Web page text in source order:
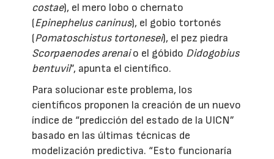
costae), el mero lobo o chernato
(Epinephelus caninus), el gobio tortonés
(Pomatoschistus tortonesei), el pez piedra
Scorpaenodes arenaio el góbido Didogobius
bentuvii”, apunta el científico.
Para solucionar este problema, los
científicos proponen la creación de un nuevo
índice de “predicción del estado de la UICN”
basado en las últimas técnicas de
modelización predictiva. “Esto funcionaría